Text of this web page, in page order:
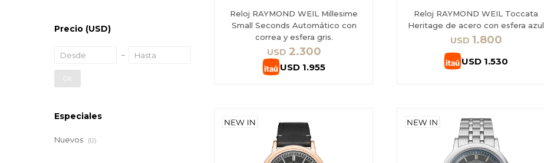
Reloj RAYMOND WEIL Millesime
Small Seconds Automático con
correa y esfera gris.
USD 2.300
USD 1.955
Reloj RAYMOND WEIL Toccata
Heritage de acero con esfera azul
USD 1.800
USD 1.530
Precio (USD)
OK
Especiales
Nuevos (12)